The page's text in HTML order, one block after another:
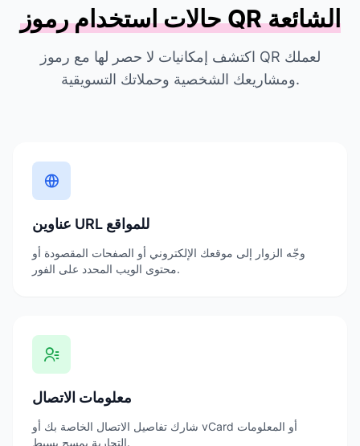
حالات استخدام رموز QR الشائعة
اكتشف إمكانيات لا حصر لها مع رموز QR لعملك
ومشاريعك الشخصية وحملاتك التسويقية.
عناوين URL للمواقع
وجّه الزوار إلى موقعك الإلكتروني أو الصفحات المقصودة أو
محتوى الويب المحدد على الفور.
معلومات الاتصال
شارك تفاصيل الاتصال الخاصة بك أو vCard أو المعلومات
التجارية بمسح بسيط.